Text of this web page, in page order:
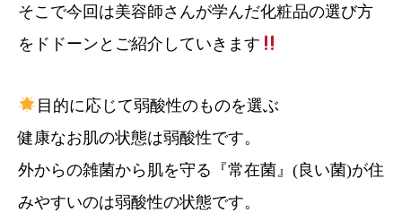
そこで今回は美容師さんが学んだ化粧品の選び方
をドドーンとご紹介していきます
目的に応じて弱酸性のものを選ぶ
健康なお肌の状態は弱酸性です。
外からの雑菌から肌を守る『常在菌』(良い菌)が住
みやすいのは弱酸性の状態です。